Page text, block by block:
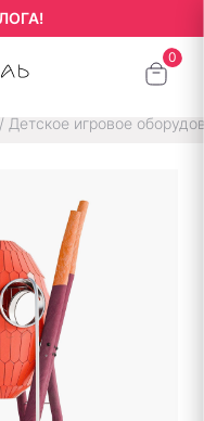
/ Детское игровое